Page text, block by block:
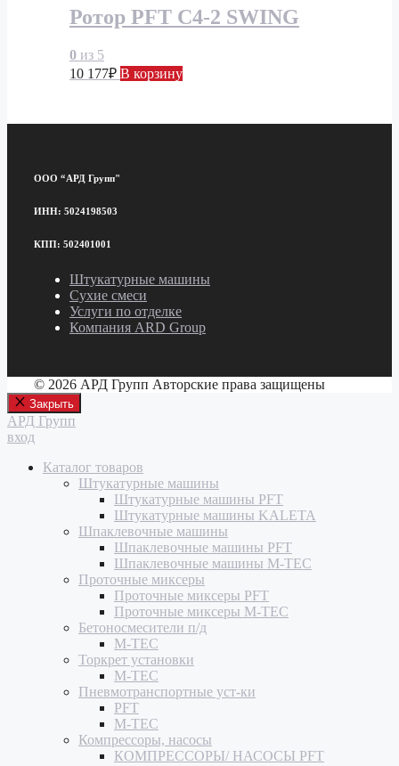
Ротор PFT С4-2 SWING
0 из 5
10 177₽ В корзину
ООО “АРД Групп"
ИНН: 5024198503
КПП: 502401001
Штукатурные машины
Сухие смеси
Услуги по отделке
Компания ARD Group
© 2026 АРД Групп Авторские права защищены
Закрыть
АРД Групп
вход
Каталог товаров
Штукатурные машины
Штукатурные машины PFT
Штукатурные машины KALETA
Шпаклевочные машины
Шпаклевочные машины PFT
Шпаклевочные машины M-TEC
Проточные миксеры
Проточные миксеры PFT
Проточные миксеры M-TEC
Бетоносмесители п/д
M-TEC
Торкрет установки
M-TEC
Пневмотранспортные уст-ки
PFT
M-TEC
Компрессоры, насосы
КОМПРЕССОРЫ/ НАСОСЫ PFT